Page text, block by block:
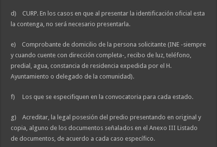
d) CURP. En los casos en que al presentar la identificación oficial esta
la contenga, no será necesario presentarla.
e) Comprobante de domicilio de la persona solicitante (INE -siempre
y cuando cuente con dirección completa-, recibo de luz, teléfono,
predial, agua, constancia de residencia expedida por el H.
Ayuntamiento o delegado de la comunidad).
f) Los que se especifiquen en la convocatoria para cada estado.
g) Acreditar, la legal posesión del predio presentando en original y
copia, alguno de los documentos señalados en el Anexo III Listado
de documentos, de acuerdo a cada caso específico.